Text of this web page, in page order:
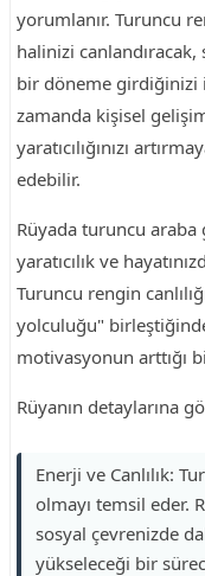
yorumlanır. Turuncu
halinizi canlandıracak,
bir döneme girdiğinizi
zamanda kişisel
yaratıcılığınızı
edebilir.
Rüyada turuncu
yaratıcılık ve
Turuncu rengin
yolculuğu"
motivasyonun arttığı
Rüyanın detaylarına
Enerji ve Canlılık:
olmayı temsil eder.
sosyal çevrenizde
yükseleceği bir